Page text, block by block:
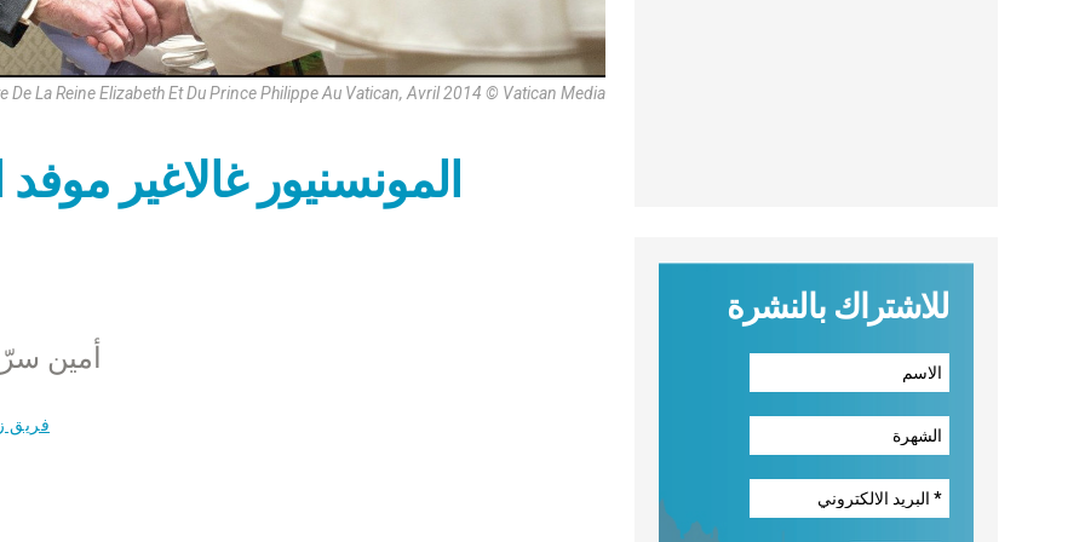
De La Reine Elizabeth Et Du Prince Philippe Au Vatican, Avril 2014 © Vatican Media
المونسنيور غالاغير
أمين
فريق
للاشتراك بالنشرة